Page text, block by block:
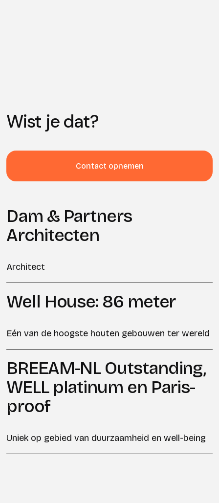
Wist je dat?
Contact opnemen
Dam & Partners
Architecten
Architect
Well House: 86 meter
Eén van de hoogste houten gebouwen ter wereld
BREEAM-NL Outstanding,
WELL platinum en Paris-
proof
Uniek op gebied van duurzaamheid en well-being